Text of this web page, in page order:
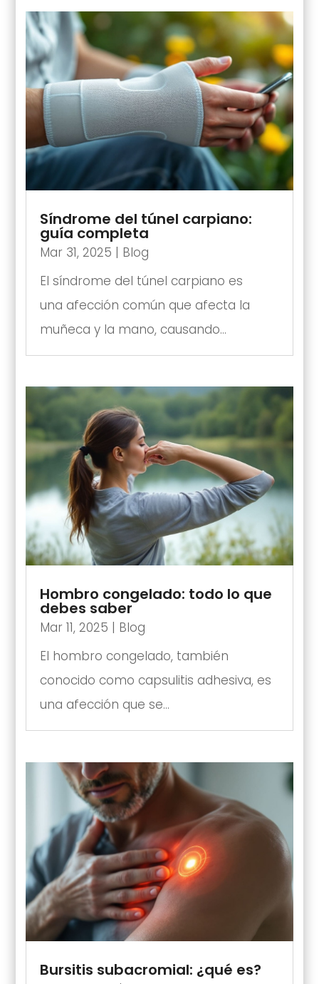
Síndrome del túnel carpiano:
guía completa
Mar 31, 2025 | Blog
El síndrome del túnel carpiano es
una afección común que afecta la
muñeca y la mano, causando...
Hombro congelado: todo lo que
debes saber
Mar 11, 2025 | Blog
El hombro congelado, también
conocido como capsulitis adhesiva, es
una afección que se...
Bursitis subacromial: ¿qué es?